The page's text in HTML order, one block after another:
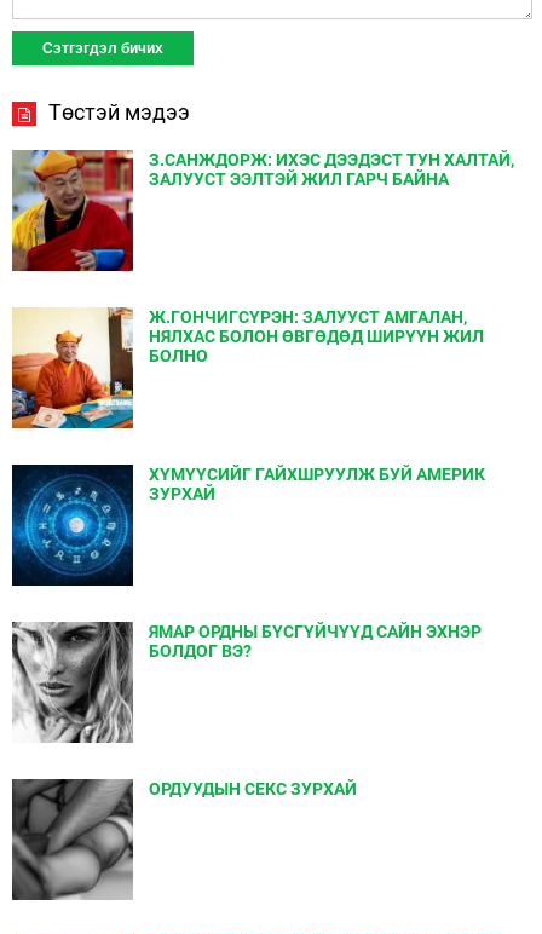
Төстэй мэдээ
З.САНЖДОРЖ: ИХЭС ДЭЭДЭСТ ТУН ХАЛТАЙ,
ЗАЛУУСТ ЭЭЛТЭЙ ЖИЛ ГАРЧ БАЙНА
Ж.ГОНЧИГСҮРЭН: ЗАЛУУСТ АМГАЛАН,
НЯЛХАС БОЛОН ӨВГӨДӨД ШИРҮҮН ЖИЛ
БОЛНО
ХҮМҮҮСИЙГ ГАЙХШРУУЛЖ БУЙ АМЕРИК
ЗУРХАЙ
ЯМАР ОРДНЫ БҮСГҮЙЧҮҮД САЙН ЭХНЭР
БОЛДОГ ВЭ?
ОРДУУДЫН СЕКС ЗУРХАЙ